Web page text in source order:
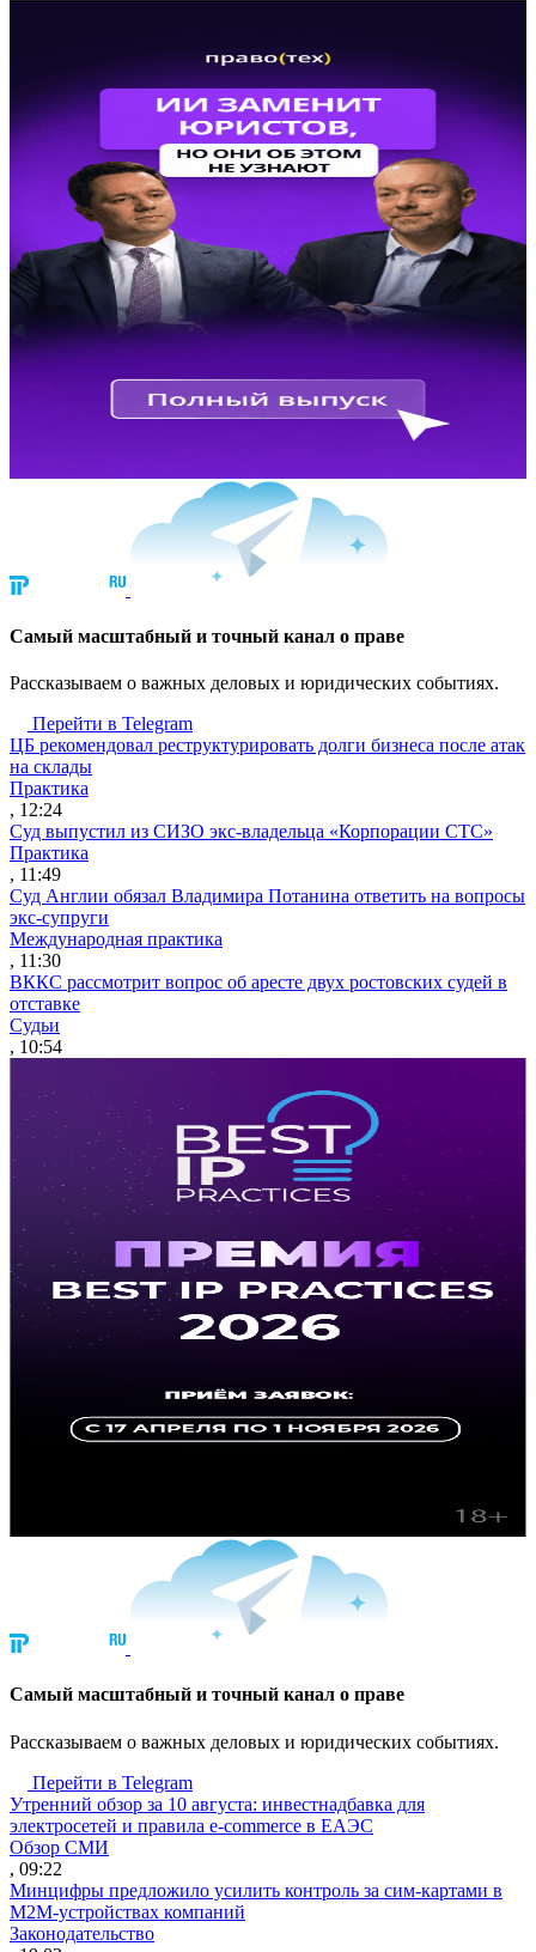
Cамый масштабный и точный канал о праве
Рассказываем о важных деловых и юридических событиях.
Перейти в Telegram
ЦБ рекомендовал реструктурировать долги бизнеса после атак
на склады
Практика
, 12:24
Суд выпустил из СИЗО экс-владельца «Корпорации СТС»
Практика
, 11:49
Суд Англии обязал Владимира Потанина ответить на вопросы
экс-супруги
Международная практика
, 11:30
ВККС рассмотрит вопрос об аресте двух ростовских судей в
отставке
Судьи
, 10:54
Cамый масштабный и точный канал о праве
Рассказываем о важных деловых и юридических событиях.
Перейти в Telegram
Утренний обзор за 10 августа: инвестнадбавка для
электросетей и правила e-commerce в ЕАЭС
Обзор СМИ
, 09:22
Минцифры предложило усилить контроль за сим-картами в
M2M-устройствах компаний
Законодательство